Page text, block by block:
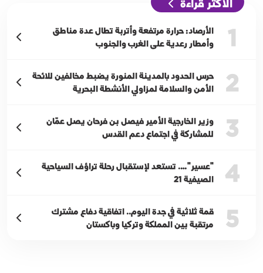
الأكثر قراءة
1
الأرصاد: حرارة مرتفعة وأتربة تطال عدة مناطق
وأمطار رعدية على الغرب والجنوب
2
حرس الحدود بالمدينة المنورة يضبط مخالفين للائحة
الأمن والسلامة لمزاولي الأنشطة البحرية
3
وزير الخارجية الأمير فيصل بن فرحان يصل عمّان
للمشاركة في اجتماع دعم القدس
4
"عسير"…. تستعد لإستقبال رحلة تراؤف السياحية
الصيفية 21
5
قمة ثلاثية في جدة اليوم.. اتفاقية دفاع مشترك
مرتقبة بين المملكة وتركيا وباكستان